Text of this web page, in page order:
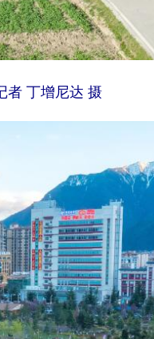
者 丁增尼达 摄